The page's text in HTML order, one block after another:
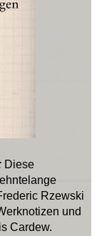
Diese
Rzewski
und
Cardew.